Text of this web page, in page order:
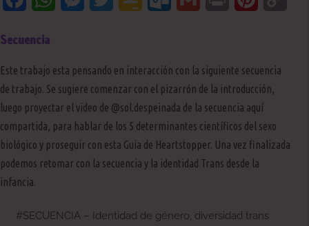
Secuencia
Este trabajo esta pensando en interacción con la siguiente secuencia
de trabajo. Se sugiere comenzar con el pizarrón de la introducción,
luego proyectar el video de @sol.despeinada de la secuencia aquí
compartida, para hablar de los 5 determinantes científicos del sexo
biológico y proseguir con esta Guia de Heartstopper. Una vez finalizada
podemos retomar con la secuencia y la identidad Trans desde la
infancia.
#SECUENCIA – Identidad de género, diversidad trans